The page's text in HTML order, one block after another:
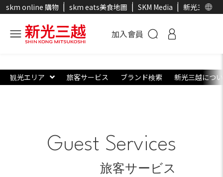
skm online 購物 skm eats美食地圖 SKM Media 新光三越官
加入會員
観光エリア 旅客サービス ブランド検索 新光三越につ
Guest Services
旅客サービス